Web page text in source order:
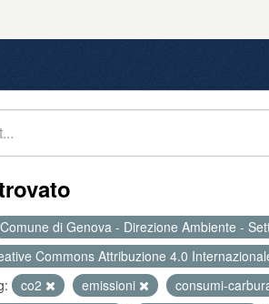
Comune di Genova - Direzione Ambiente -
Commons Attribuzione 4.0
co2 emissioni
consumi-